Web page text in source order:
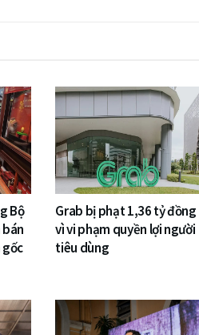
Bộ
bán
Grab bị phạt 1,36 tỷ đồng
vì vi phạm quyền lợi người
tiêu dùng